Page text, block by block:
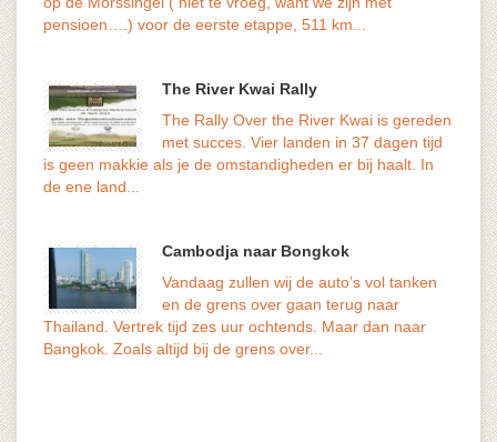
pensioen….) voor de eerste etappe, 511 km...
The River Kwai Rally
The Rally Over the River Kwai is gereden
met succes. Vier landen in 37 dagen tijd
is geen makkie als je de omstandigheden er bij haalt. In
de ene land...
Cambodja naar Bongkok
Vandaag zullen wij de auto’s vol tanken
en de grens over gaan terug naar
Thailand. Vertrek tijd zes uur ochtends. Maar dan naar
Bangkok. Zoals altijd bij de grens over...
De...